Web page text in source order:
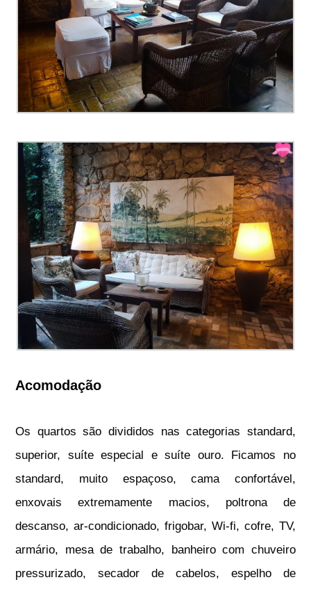
Acomodação
Os quartos são divididos nas categorias standard,
superior, suíte especial e suíte ouro. Ficamos no
standard, muito espaçoso, cama confortável,
enxovais extremamente macios, poltrona de
descanso, ar-condicionado, frigobar, Wi-fi, cofre, TV,
armário, mesa de trabalho, banheiro com chuveiro
pressurizado, secador de cabelos, espelho de